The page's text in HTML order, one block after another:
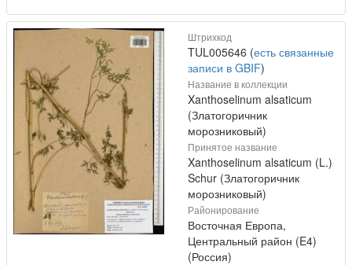
Штрихкод
TUL005646 (есть связанные
записи в GBIF)
Название в коллекции
Xanthoselinum alsaticum
(Златогоричник
морозниковый)
Принятое название
Xanthoselinum alsaticum (L.)
Schur (Златогоричник
морозниковый)
Районирование
Восточная Европа,
Центральный район (E4)
(Россия)